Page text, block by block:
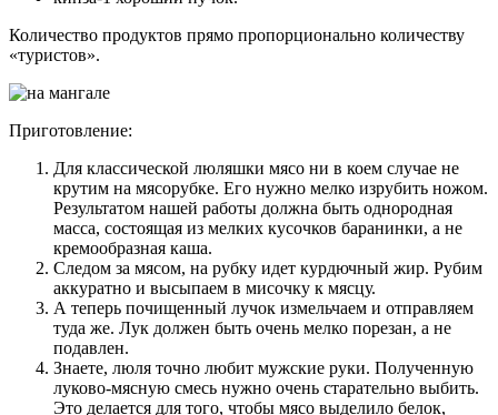
Количество продуктов прямо пропорционально количеству
«туристов».
Приготовление:
Для классической люляшки мясо ни в коем случае не
крутим на мясорубке. Его нужно мелко изрубить ножом.
Результатом нашей работы должна быть однородная
масса, состоящая из мелких кусочков баранинки, а не
кремообразная каша.
Следом за мясом, на рубку идет курдючный жир. Рубим
аккуратно и высыпаем в мисочку к мясцу.
А теперь почищенный лучок измельчаем и отправляем
туда же. Лук должен быть очень мелко порезан, а не
подавлен.
Знаете, люля точно любит мужские руки. Полученную
луково-мясную смесь нужно очень старательно выбить.
Это делается для того, чтобы мясо выделило белок,